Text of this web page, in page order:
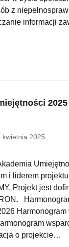
z
informacji
kwietnia 2025
i liderem
Projekt jest
Harmonogram
o projekcie…